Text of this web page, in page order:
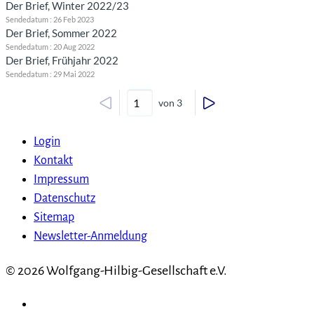
Der Brief, Winter 2022/23
Sendedatum : 26 Feb 2023
Der Brief, Sommer 2022
Sendedatum : 20 Aug 2022
Der Brief, Frühjahr 2022
Sendedatum : 29 Mai 2022
von 3
Login
Kontakt
Impressum
Datenschutz
Sitemap
Newsletter-Anmeldung
© 2026 Wolfgang-Hilbig-Gesellschaft e.V.